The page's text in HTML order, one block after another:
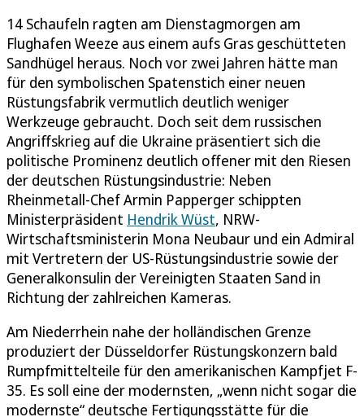
14 Schaufeln ragten am Dienstagmorgen am
Flughafen Weeze aus einem aufs Gras geschütteten
Sandhügel heraus. Noch vor zwei Jahren hätte man
für den symbolischen Spatenstich einer neuen
Rüstungsfabrik vermutlich deutlich weniger
Werkzeuge gebraucht. Doch seit dem russischen
Angriffskrieg auf die Ukraine präsentiert sich die
politische Prominenz deutlich offener mit den Riesen
der deutschen Rüstungsindustrie: Neben
Rheinmetall-Chef Armin Papperger schippten
Ministerpräsident Hendrik Wüst, NRW-
Wirtschaftsministerin Mona Neubaur und ein Admiral
mit Vertretern der US-Rüstungsindustrie sowie der
Generalkonsulin der Vereinigten Staaten Sand in
Richtung der zahlreichen Kameras.
Am Niederrhein nahe der holländischen Grenze
produziert der Düsseldorfer Rüstungskonzern bald
Rumpfmittelteile für den amerikanischen Kampfjet F-
35. Es soll eine der modernsten, „wenn nicht sogar die
modernste“ deutsche Fertigungsstätte für die